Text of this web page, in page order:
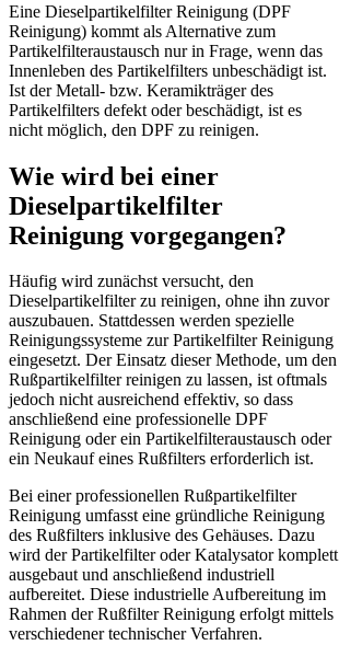
Eine Dieselpartikelfilter Reinigung (DPF
Reinigung) kommt als Alternative zum
Partikelfilteraustausch nur in Frage, wenn das
Innenleben des Partikelfilters unbeschädigt ist.
Ist der Metall- bzw. Keramikträger des
Partikelfilters defekt oder beschädigt, ist es
nicht möglich, den DPF zu reinigen.
Wie wird bei einer
Dieselpartikelfilter
Reinigung vorgegangen?
Häufig wird zunächst versucht, den
Dieselpartikelfilter zu reinigen, ohne ihn zuvor
auszubauen. Stattdessen werden spezielle
Reinigungssysteme zur Partikelfilter Reinigung
eingesetzt. Der Einsatz dieser Methode, um den
Rußpartikelfilter reinigen zu lassen, ist oftmals
jedoch nicht ausreichend effektiv, so dass
anschließend eine professionelle DPF
Reinigung oder ein Partikelfilteraustausch oder
ein Neukauf eines Rußfilters erforderlich ist.
Bei einer professionellen Rußpartikelfilter
Reinigung umfasst eine gründliche Reinigung
des Rußfilters inklusive des Gehäuses. Dazu
wird der Partikelfilter oder Katalysator komplett
ausgebaut und anschließend industriell
aufbereitet. Diese industrielle Aufbereitung im
Rahmen der Rußfilter Reinigung erfolgt mittels
verschiedener technischer Verfahren.